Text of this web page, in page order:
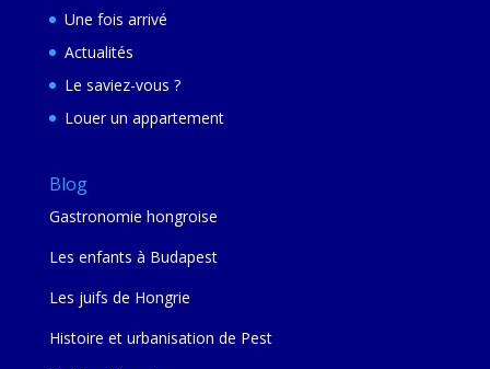
Une fois arrivé
Actualités
Le saviez-vous ?
Louer un appartement
Blog
Gastronomie hongroise
Les enfants à Budapest
Les juifs de Hongrie
Histoire et urbanisation de Pest